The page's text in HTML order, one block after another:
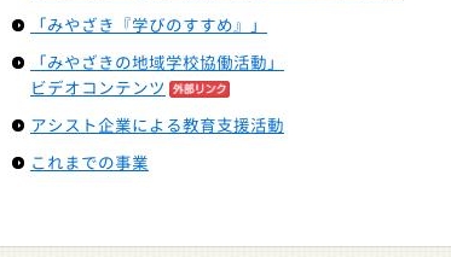
「みやざき『学びのすすめ』」
「みやざきの地域学校協働活動」
ビデオコンテンツ
アシスト企業による教育支援活動
これまでの事業